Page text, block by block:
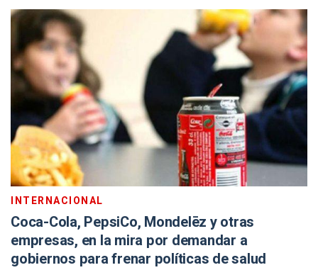
INTERNACIONAL
Coca-Cola, PepsiCo, Mondelēz y otras
empresas, en la mira por demandar a
gobiernos para frenar políticas de salud